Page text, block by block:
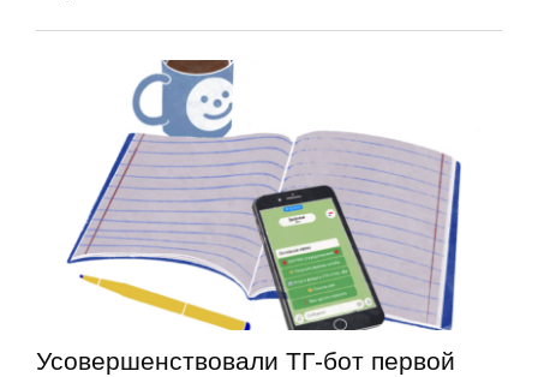
Усовершенствовали ТГ-бот первой